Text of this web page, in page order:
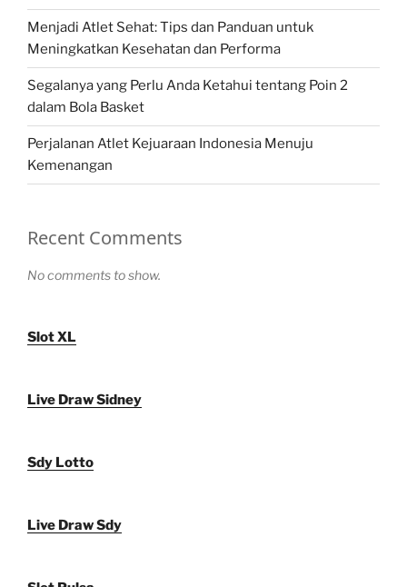
Menjadi Atlet Sehat: Tips dan Panduan untuk
Meningkatkan Kesehatan dan Performa
Segalanya yang Perlu Anda Ketahui tentang Poin 2
dalam Bola Basket
Perjalanan Atlet Kejuaraan Indonesia Menuju
Kemenangan
Recent Comments
No comments to show.
Slot XL
Live Draw Sidney
Sdy Lotto
Live Draw Sdy